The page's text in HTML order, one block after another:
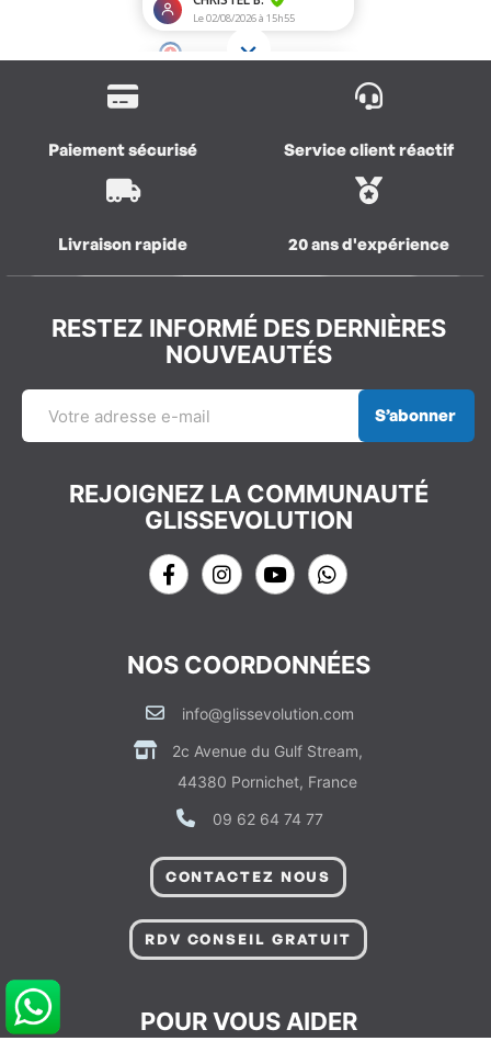
Paiement sécurisé Service client réactif
Livraison rapide 20 ans d'expérience
RESTEZ INFORMÉ DES DERNIÈRES
NOUVEAUTÉS
S’abonner
REJOIGNEZ LA COMMUNAUTÉ
GLISSEVOLUTION
NOS COORDONNÉES
info@glissevolution.com
2c Avenue du Gulf Stream,
44380 Pornichet, France
09 62 64 74 77
CONTACTEZ NOUS
RDV CONSEIL GRATUIT
POUR VOUS AIDER